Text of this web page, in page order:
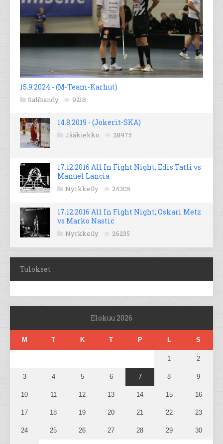
15.9.2024 - (M-Team-Karhut)
Salibandy 9218
14.8.2019 - (Jokerit-SKA)
Jääkiekko 28975
17.12.2016 All In Fight Night; Edis Tatli vs
Manuel Lancia
Nyrkkeily 24305
17.12.2016 All In Fight Night; Oskari Metz
vs Marko Nastic
Nyrkkeily 26235
Tulokset
Elokuu 2026
M T K T P L S
1 2
3 4 5 6 7 8 9
10 11 12 13 14 15 16
17 18 19 20 21 22 23
24 25 26 27 28 29 30